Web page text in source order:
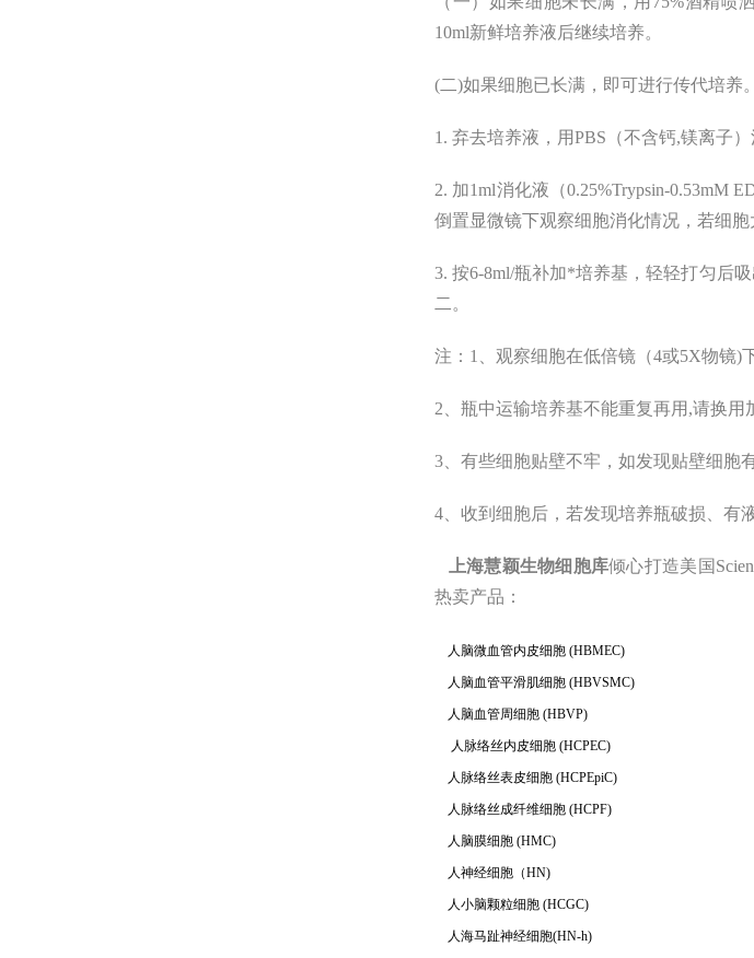
10ml新鲜培养液后继续培养。
(二)如果细胞已长满，即可进行传代培养
1. 弃去培养液，用PBS（不含钙,镁离子）
2. 加1ml消化液（0.25%Trypsin-0.53mM
倒置显微镜下观察细胞消化情况，若细
3. 按6-8ml/瓶补加*培养基，轻轻打匀后
二。
注：1、观察细胞在低倍镜（4或5X物镜)
2、瓶中运输培养基不能重复再用,请换用
3、有些细胞贴壁不牢，如发现贴壁细胞
4、收到细胞后，若发现培养瓶破损、有
上海慧颖生物细胞库倾心打造美国
热卖产品 ：
人脑微血管内皮细胞 (HBMEC)
人脑血管平滑肌细胞 (HBVSMC)
人脑血管周细胞 (HBVP)
人脉络丝内皮细胞 (HCPEC)
人脉络丝表皮细胞 (HCPEpiC)
人脉络丝成纤维细胞 (HCPF)
人脑膜细胞 (HMC)
人神经细胞（HN)
人小脑颗粒细胞 (HCGC)
人海马趾神经细胞(HN-h)